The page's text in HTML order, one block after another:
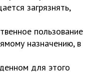
загрязнять,
пользование
назначению, в
для этого